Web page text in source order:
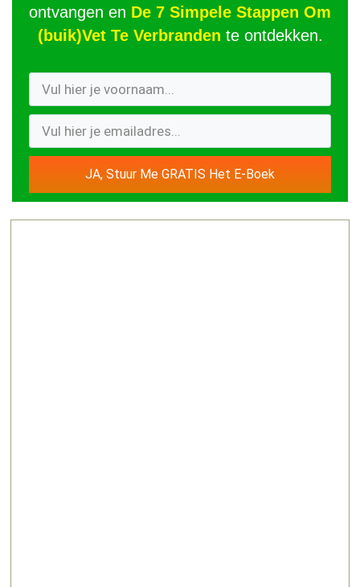
ontvangen en De 7 Simpele Stappen Om
(buik)Vet Te Verbranden te ontdekken.
JA, Stuur Me GRATIS Het E-Boek